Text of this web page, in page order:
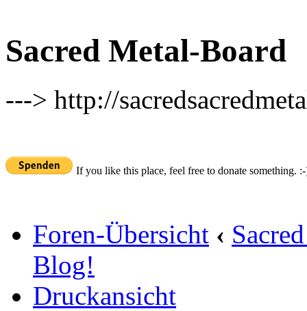
Sacred Metal-Board
---> http://
If you like this place, feel free to donate something.
Foren-Übersicht ‹
Blog!
Druckansicht